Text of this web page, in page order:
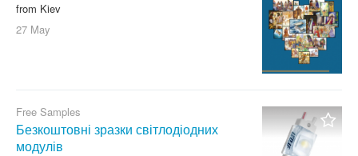
from Kiev
27 May
Free Samples
Безкоштовні зразки світлодіодних
модулів